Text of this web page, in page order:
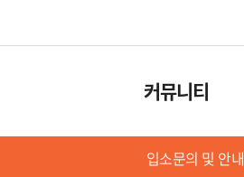
커뮤니티
입소문의 및 안내